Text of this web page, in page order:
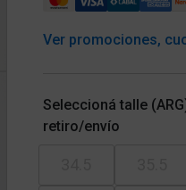
Ver promociones,
Seleccioná talle
retiro/envío